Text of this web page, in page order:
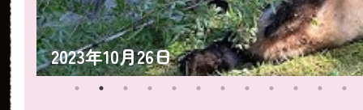
2023年10月25日